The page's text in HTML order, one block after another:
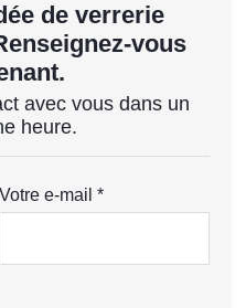
de verrerie
vous
avec vous dans un
heure.
Votre e-mail *